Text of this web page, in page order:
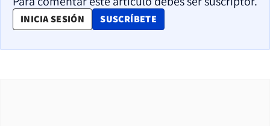
INICIA SESIÓN SUSCRÍBETE
OPENS IN NEW WINDOW